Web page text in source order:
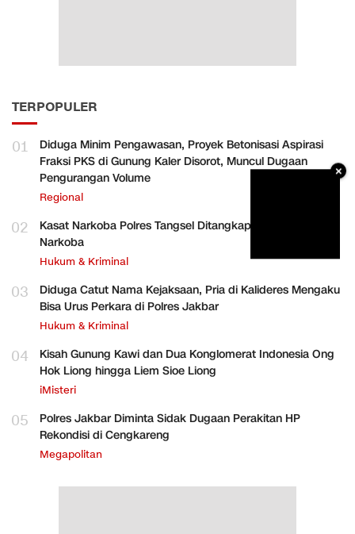
TERPOPULER
01
Diduga Minim Pengawasan, Proyek Betonisasi Aspirasi
Fraksi PKS di Gunung Kaler Disorot, Muncul Dugaan
Pengurangan Volume
Regional
02
Kasat Narkoba Polres Tangsel Ditangkap, Diduga Terlibat
Narkoba
Hukum & Kriminal
03
Diduga Catut Nama Kejaksaan, Pria di Kalideres Mengaku
Bisa Urus Perkara di Polres Jakbar
Hukum & Kriminal
04
Kisah Gunung Kawi dan Dua Konglomerat Indonesia Ong
Hok Liong hingga Liem Sioe Liong
iMisteri
05
Polres Jakbar Diminta Sidak Dugaan Perakitan HP
Rekondisi di Cengkareng
Megapolitan
×